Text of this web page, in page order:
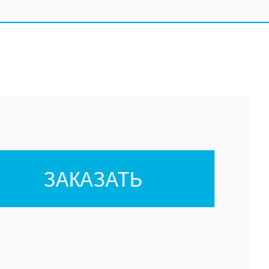
ЗАКАЗАТЬ